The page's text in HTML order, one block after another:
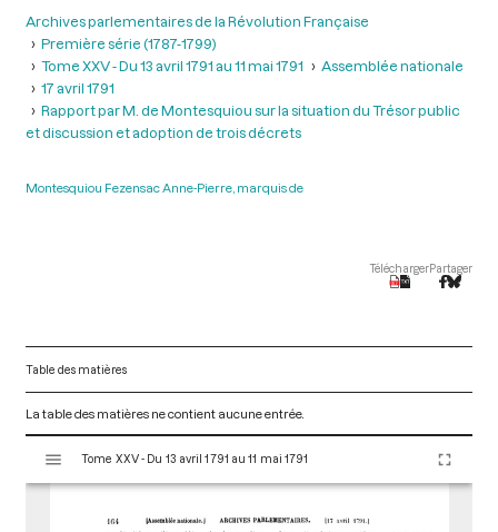
Archives parlementaires de la Révolution Française
Première série (1787-1799)
Tome XXV - Du 13 avril 1791 au 11 mai 1791
Assemblée nationale
17 avril 1791
Rapport par M. de Montesquiou sur la situation du Trésor public
et discussion et adoption de trois décrets
Montesquiou Fezensac Anne-Pierre, marquis de
TéléchargerPartager
Table des matières
La table des matières ne contient aucune entrée.
s
Tome XXV - Du 13 avril 1791 au 11 mai 1791